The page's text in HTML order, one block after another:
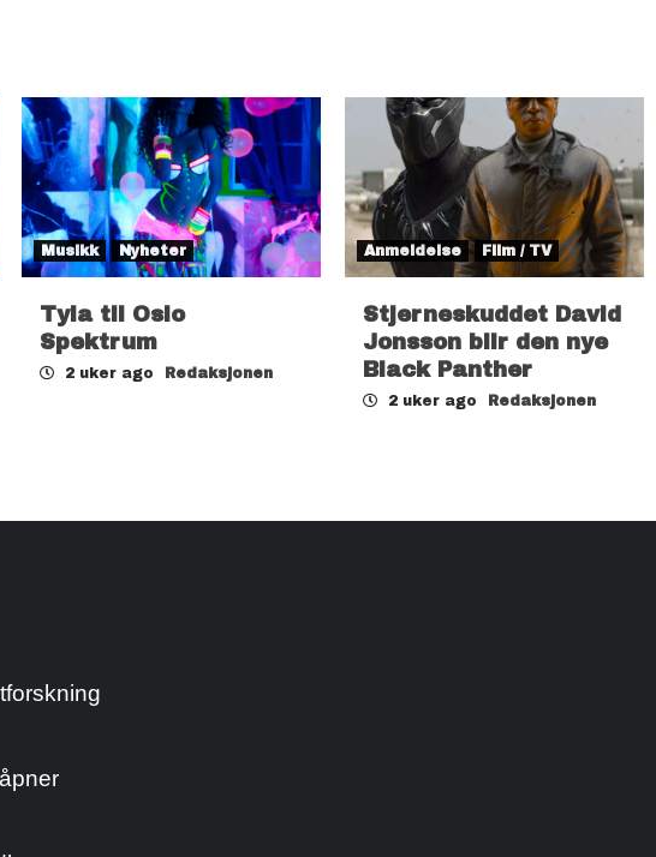
Musikk Nyheter
Tyla til Oslo
Spektrum
2 uker ago Redaksjonen
Anmeldelse Film / TV
Stjerneskuddet David
Jonsson blir den nye
Black Panther
2 uker ago Redaksjonen